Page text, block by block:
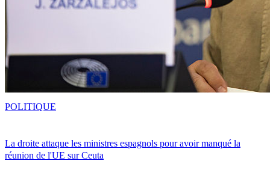
La droite attaque les ministres espagnols pour avoir manqué la
réunion de l'UE sur Ceuta
POLITIQUE